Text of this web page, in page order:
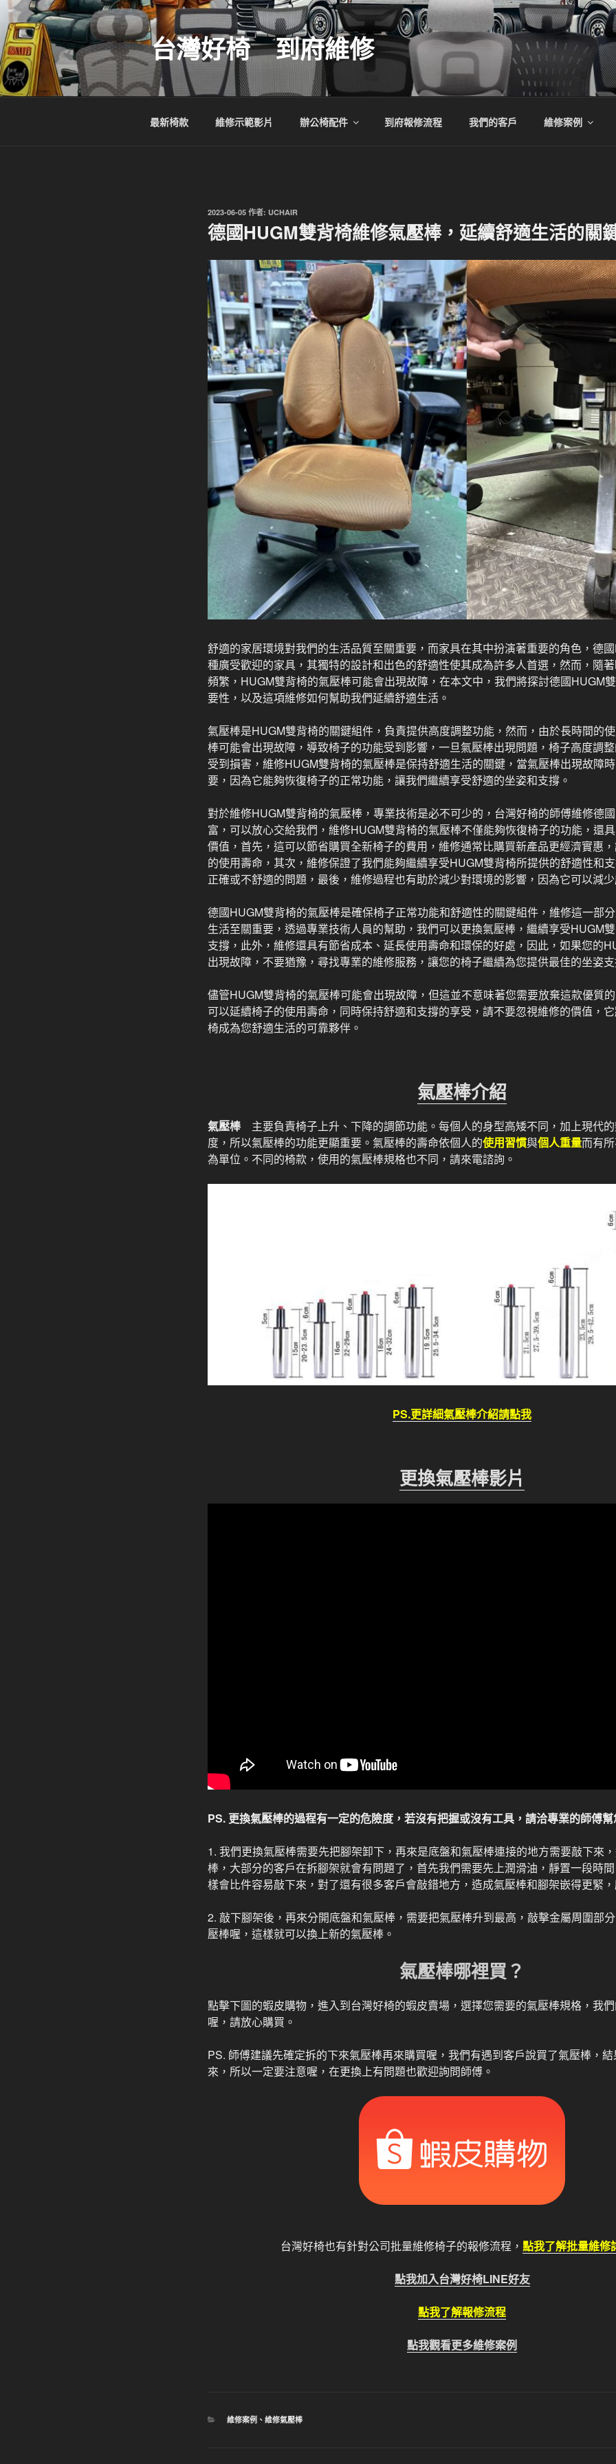
跳
至
主
要
內
容
台灣好椅 到府維修
最新椅款 維修示範影片 辦公椅配件 到府報修流程 我們的客戶 維修案例
發
佈
於
2023-06-05 作者: UCHAIR
德國HUGM雙背椅維修氣壓棒，延續舒適生活的關
舒適的家居環境對我們的生活品質至關重要，而家具在其中扮演著重要的角色，德
種廣受歡迎的家具，其獨特的設計和出色的舒適性使其成為許多人首選，然而，隨
頻繁，HUGM雙背椅的氣壓棒可能會出現故障，在本文中，我們將探討德國HUGM
要性，以及這項維修如何幫助我們延續舒適生活。
氣壓棒是HUGM雙背椅的關鍵組件，負責提供高度調整功能，然而，由於長時間的
棒可能會出現故障，導致椅子的功能受到影響，一旦氣壓棒出現問題，椅子高度調
受到損害，維修HUGM雙背椅的氣壓棒是保持舒適生活的關鍵，當氣壓棒出現故障
要，因為它能夠恢復椅子的正常功能，讓我們繼續享受舒適的坐姿和支撐。
對於維修HUGM雙背椅的氣壓棒，專業技術是必不可少的，台灣好椅的師傅維修德
富，可以放心交給我們，維修HUGM雙背椅的氣壓棒不僅能夠恢復椅子的功能，還
價值，首先，這可以節省購買全新椅子的費用，維修通常比購買新產品更經濟實惠
的使用壽命，其次，維修保證了我們能夠繼續享受HUGM雙背椅所提供的舒適性和
正確或不舒適的問題，最後，維修過程也有助於減少對環境的影響，因為它可以減
德國HUGM雙背椅的氣壓棒是確保椅子正常功能和舒適性的關鍵組件，維修這一部
生活至關重要，透過專業技術人員的幫助，我們可以更換氣壓棒，繼續享受HUGM
支撐，此外，維修還具有節省成本、延長使用壽命和環保的好處，因此，如果您的
出現故障，不要猶豫，尋找專業的維修服務，讓您的椅子繼續為您提供最佳的坐姿
儘管HUGM雙背椅的氣壓棒可能會出現故障，但這並不意味著您需要放棄這款優質
可以延續椅子的使用壽命，同時保持舒適和支撐的享受，請不要忽視維修的價值，
椅成為您舒適生活的可靠夥伴。
氣壓棒介紹
氣壓棒主要負責椅子上升、下降的調節功能。每個人的身型高矮不同，加上現代
度，所以氣壓棒的功能更顯重要。氣壓棒的壽命依個人的使用習慣與個人重量而有
為單位。不同的椅款，使用的氣壓棒規格也不同，請來電諮詢。
PS.更詳細氣壓棒介紹請點我
更換氣壓棒影片
PS. 更換氣壓棒的過程有一定的危險度，若沒有把握或沒有工具，請洽專業的師傅
1. 我們更換氣壓棒需要先把腳架卸下，再來是底盤和氣壓棒連接的地方需要敲下來
棒，大部分的客戶在拆腳架就會有問題了，首先我們需要先上潤滑油，靜置一段時
樣會比件容易敲下來，對了還有很多客戶會敲錯地方，造成氣壓棒和腳架嵌得更緊
2. 敲下腳架後，再來分開底盤和氣壓棒，需要把氣壓棒升到最高，敲擊金屬周圍部
壓棒喔，這樣就可以換上新的氣壓棒。
氣壓棒哪裡買？
點擊下圖的蝦皮購物，進入到台灣好椅的蝦皮賣場，選擇您需要的氣壓棒規格，我
喔，請放心購買。
PS. 師傅建議先確定拆的下來氣壓棒再來購買喔，我們有遇到客戶說買了氣壓棒，
來，所以一定要注意喔，在更換上有問題也歡迎詢問師傅。
台灣好椅也有針對公司批量維修椅子的報修流程， 點我了解批量維修
點我加入台灣好椅LINE好友
點我了解報修流程
點我觀看更多維修案例
分
維修案例 、 維修氣壓棒